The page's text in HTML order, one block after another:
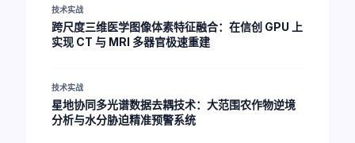
技术实战
跨尺度三维医学图像体素特征融合：在信创 GPU 上
实现 CT 与 MRI 多器官极速重建
技术实战
星地协同多光谱数据去耦技术：大范围农作物逆境
分析与水分胁迫精准预警系统